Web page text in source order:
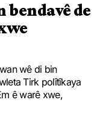
bendavê de
wê di bin
Tirk polîtîkaya
ê warê xwe,